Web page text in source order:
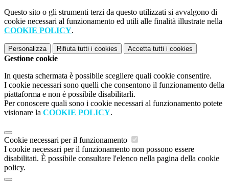
Questo sito o gli strumenti terzi da questo utilizzati si avvalgono di
cookie necessari al funzionamento ed utili alle finalità illustrate nella
COOKIE POLICY.
Personalizza Rifiuta tutti i cookies Accetta tutti i cookies
Gestione cookie
In questa schermata è possibile scegliere quali cookie consentire.
I cookie necessari sono quelli che consentono il funzionamento della
piattaforma e non è possibile disabilitarli.
Per conoscere quali sono i cookie necessari al funzionamento potete
visionare la COOKIE POLICY.
Cookie necessari per il funzionamento
I cookie necessari per il funzionamento non possono essere
disabilitati. È possibile consultare l'elenco nella pagina della cookie
policy.